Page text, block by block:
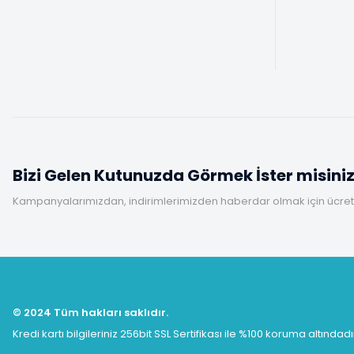
Bizi Gelen Kutunuzda Görmek İster
Kampanyalarımızdan, indirimlerimizden haberdar olmak için
© 2024 Tüm hakları saklıdır.
Kredi kartı bilgileriniz 256bit SSL Sertifikası ile %100 koruma